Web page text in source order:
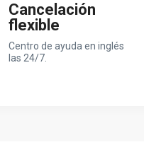
Cancelación
flexible
Centro de ayuda en inglés
las 24/7.